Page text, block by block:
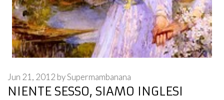
NIENTE SESSO, SIAMO INGLESI
Jun 21, 2012 bySupermambanana